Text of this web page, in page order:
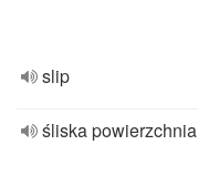
slip
śliska powierzchnia